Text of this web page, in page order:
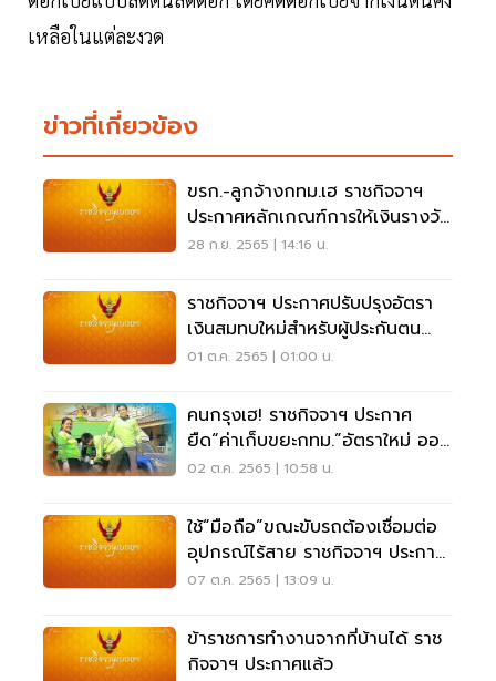
เหลือในแต่ละงวด
ข่าวที่เกี่ยวข้อง
ขรก.-ลูกจ้างกทม.เฮ ราชกิจจาฯ
ประกาศหลักเกณฑ์การให้เงินรางวัล
ประจําปี 2565
28 ก.ย. 2565 | 14:16 น.
ราชกิจจาฯ ประกาศปรับปรุงอัตรา
เงินสมทบใหม่สำหรับผู้ประกันตน
ม.33
01 ต.ค. 2565 | 01:00 น.
คนกรุงเฮ! ราชกิจจาฯ ประกาศ
ยืด“ค่าเก็บขยะกทม.”อัตราใหม่ ออก
ไปอีก 1 ปี
02 ต.ค. 2565 | 10:58 น.
ใช้“มือถือ”ขณะขับรถต้องเชื่อมต่อ
อุปกรณ์ไร้สาย ราชกิจจาฯ ประกาศ
มีผลทันที
07 ต.ค. 2565 | 13:09 น.
ข้าราชการทำงานจากที่บ้านได้ ราช
กิจจาฯ ประกาศแล้ว